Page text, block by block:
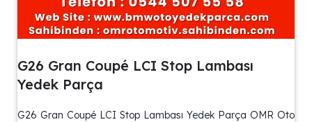
G26 Gran Coupé LCI Stop Lambası
Yedek Parça
G26 Gran Coupé LCI Stop Lambası Yedek Parça OMR Oto